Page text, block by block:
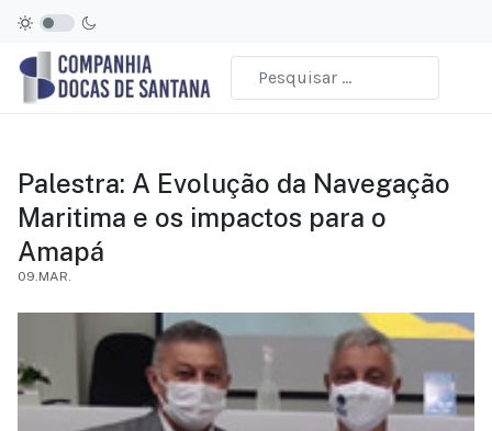
Palestra: A Evolução da Navegação
Maritima e os impactos para o
Amapá
09.MAR.